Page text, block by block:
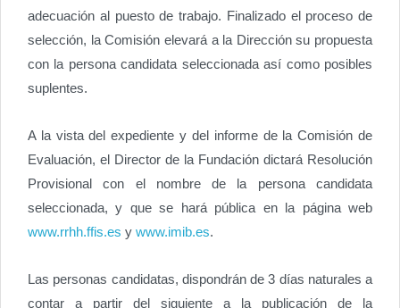
adecuación al puesto de trabajo. Finalizado el proceso de
selección, la Comisión elevará a la Dirección su propuesta
con la persona candidata seleccionada así como posibles
suplentes.
A la vista del expediente y del informe de la Comisión de
Evaluación, el Director de la Fundación dictará Resolución
Provisional con el nombre de la persona candidata
seleccionada, y que se hará pública en la página web
www.rrhh.ffis.es y www.imib.es.
Las personas candidatas, dispondrán de 3 días naturales a
contar a partir del siguiente a la publicación de la